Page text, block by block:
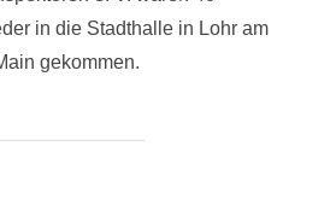
in die Stadthalle in Lohr am
gekommen.